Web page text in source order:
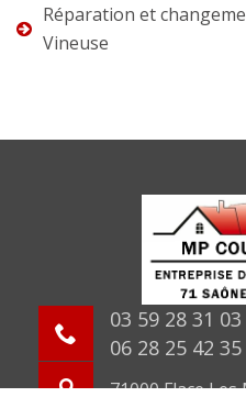
Réparation et
Vineuse
03 59 28 31 03
06 28 25 42 35
71000 Flace Les